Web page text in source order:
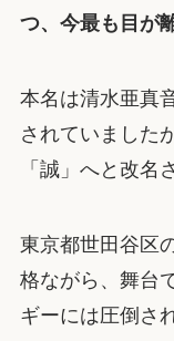
つ、今最も目が
本名は清水亜真
されていました
「誠」へと改名
東京都世田谷区
格ながら、舞台
ギーには圧倒さ